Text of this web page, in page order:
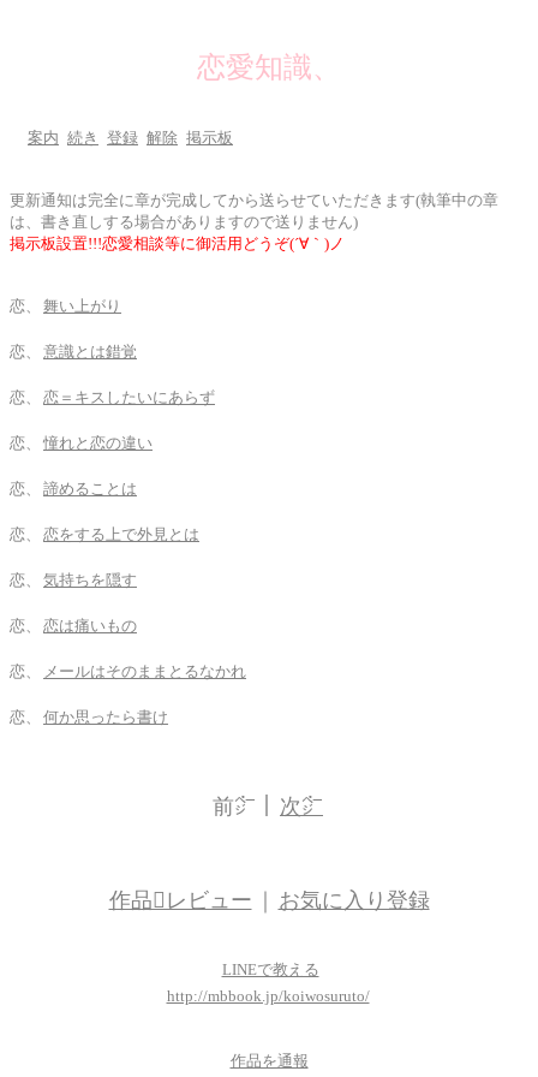
恋愛知識、
案内 続き 登録 解除 掲示板
更新通知は完全に章が完成してから送らせていただきます(執筆中の章
は、書き直しする場合がありますので送りません)
掲示板設置!!!恋愛相談等に御活用どうぞ(´∀｀)ノ
恋、 舞い上がり
恋、 意識とは錯覚
恋、 恋＝キスしたいにあらず
恋、 憧れと恋の違い
恋、 諦めることは
恋、 恋をする上で外見とは
恋、 気持ちを隠す
恋、 恋は痛いもの
恋、 メールはそのままとるなかれ
恋、 何か思ったら書け
前㌻｜ 次㌻
作品レビュー お気に入り登録
LINEで教える
http://mbbook.jp/koiwosuruto/
作品を通報